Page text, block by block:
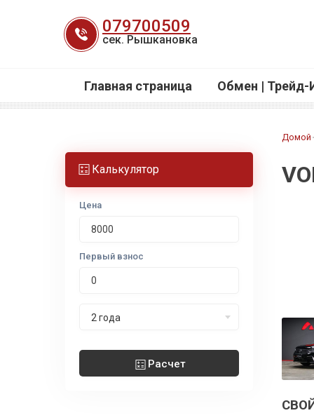
содержанию
079700509
сек. Рышкановка
Главная страница Обмен | Трейд-
Калькулятор
Цена
Первый взнос
2 года
Расчет
Домой